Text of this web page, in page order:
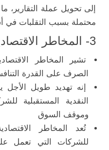
إلى تحويل عملة
محتملة بسبب التقلبات في
3- المخاطر الاقتصادية
تشير المخاطر
الصرف على القدرة
إنه تهديد طويل
النقدية المستقبلية
وموقف السوق
تُعد المخاطر
للشركات التي تعمل